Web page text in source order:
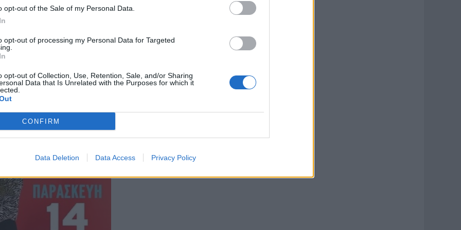
opt-out of the Sale of my Personal Data.
opt-out of processing my Personal Data for Targeted
opt-out of Collection, Use, Retention, Sale, and/or Sharing
Data that Is Unrelated with the Purposes for which it
CONFIRM
Data Deletion Data Access Privacy Policy
Τρέπας.
κερκίδα (θύρες 3, 4, 5) και είναι